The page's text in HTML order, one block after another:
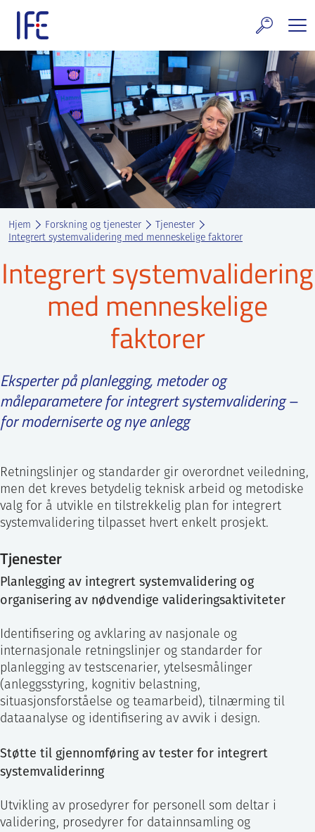
content
og tjenester
teknologi & eiendom
atomanlegg
Norske thoriumnettverket
PRESSE ENGLISH
Hjem Forskning og tjenester
Tjenester
Integrert systemvalidering med menneskelige faktorer
Integrert systemvalidering
med menneskelige
faktorer
Eksperter på planlegging, metoder og
måleparametere for integrert systemvalidering –
for moderniserte og nye anlegg
Retningslinjer og standarder gir overordnet veiledning,
men det kreves betydelig teknisk arbeid og metodiske
valg for å utvikle en tilstrekkelig plan for integrert
systemvalidering tilpasset hvert enkelt prosjekt.
Tjenester
Planlegging av integrert systemvalidering og
organisering av nødvendige valideringsaktiviteter
Identifisering og avklaring av nasjonale og
internasjonale retningslinjer og standarder for
planlegging av testscenarier, ytelsesmålinger
(anleggsstyring, kognitiv belastning,
situasjonsforståelse og teamarbeid), tilnærming til
dataanalyse og identifisering av avvik i design.
Støtte til gjennomføring av tester for integrert
systemvaliderinng
Utvikling av prosedyrer for personell som deltar i
validering, prosedyrer for datainnsamling og